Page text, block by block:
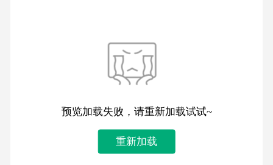
预览加载失败，请重新加载试试~
重新加载